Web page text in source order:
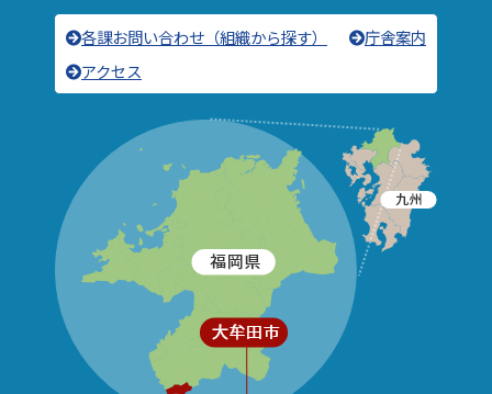
各課お問い合わせ（組織から探す）
庁舎案内
アクセス